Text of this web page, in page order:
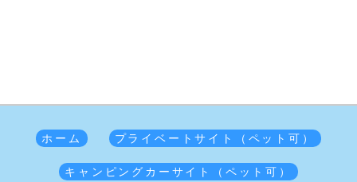
ホーム プライベートサイト（ペット可）
キャンピングカーサイト（ペット可）